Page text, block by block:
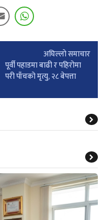
अघिल्लाे समाचार
पूर्वी पहाडमा बाढी र पहिरोमा
परी पाँचको मृत्यु, २८ बेपत्ता